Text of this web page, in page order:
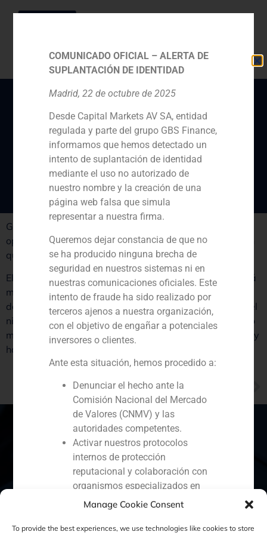
Manage Cookie Consent
To provide the best experiences, we use technologies like cookies to store
Entrevista a Pedro
Gómez de Baeza y Juan
Antonio Samaranch
GBS Finance está viendo una gran actividad de
operaciones societarias en España. Con todo, reconocen
que los procesos son más lentos y más baratos.
El presidente de GBS Finance cree que nuestro país está
mejor de lo que se dice. «Hay un grave problema de
desempleo y una falta de crecimiento económica, pero el
nivel de deuda es asumible y tenemos un sector privado
muy competente. Ha habido un fuerte ajuste de precios y
hay muchas oportunidades», afirma Gómez de Baeza.
Portugal Colombia
Ecuador Perú Chile China
COMUNICADO OFICIAL – ALERTA DE
SUPLANTACIÓN DE IDENTIDAD
Madrid, 22 de octubre de 2025
Desde Capital Markets AV SA, entidad
regulada y parte del grupo GBS Finance,
informamos que hemos detectado un
intento de suplantación de identidad
mediante el uso no autorizado de
nuestro nombre y la creación de una
página web falsa que simula
representar a nuestra firma.
Queremos dejar constancia de que no
se ha producido ninguna brecha de
seguridad en nuestros sistemas ni en
nuestras comunicaciones oficiales. Este
intento de fraude ha sido realizado por
terceros ajenos a nuestra organización,
con el objetivo de engañar a potenciales
inversores o clientes.
Ante esta situación, hemos procedido a:
Denunciar el hecho ante la
Comisión Nacional del Mercado
de Valores (CNMV) y las
autoridades competentes.
Activar nuestros protocolos
internos de protección
reputacional y colaboración con
organismos especializados en
ciberseguridad.
clientes, colaboradores y al público en